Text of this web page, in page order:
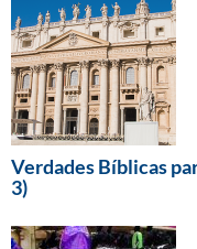
Verdades Bíblicas
3)